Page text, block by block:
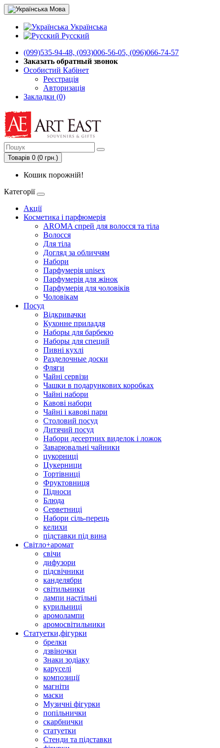
Мова
Українська
Русский
(099)535-94-48, (093)006-56-05, (096)066-74-57
Заказать обратный звонок
Особистий Кабінет
Реєстрація
Авторизація
Закладки (0)
Товарів 0 (0 грн.)
Кошик порожній!
Категорії
Акції
Косметика і парфюмерія
AROMA спрей для волосся та тіла
Волосся
Для тіла
Догляд за обличчям
Набори
Парфумерія unisex
Парфумерія для жінок
Парфумерія для чоловіків
Чоловікам
Посуд
Відкривачки
Кухонне приладдя
Наборы для барбекю
Наборы для специй
Пивні кухлі
Разделочные доски
Фляги
Чайні сервізи
Чашки в подарункових коробках
Чайні набори
Кавові набори
Чайні і кавові пари
Столовий посуд
Дитячий посуд
Набори десертних виделок і ложок
Заварювальні чайники
цукорниці
Цукерници
Тортівниці
Фруктовниця
Підноси
Блюда
Серветниці
Набори сіль-перець
келихи
підставки під вина
Світло+аромат
свічи
дифузори
підсвічники
канделябри
світильники
лампи настільні
курильниці
аромолампи
аромосвітильники
Статуетки,фігурки
брелки
дзвіночки
Знаки зодіаку
каруселі
композиції
магніти
маски
Музичні фігурки
попільнички
скарбнички
статуетки
Стенди та підставки